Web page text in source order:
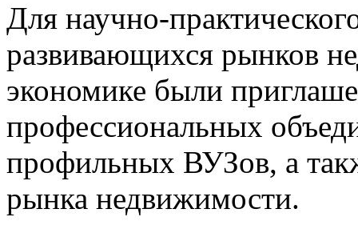
Для научно-
развивающихся рынков
экономике были
профессиональных
профильных ВУЗов, а
рынка недвижимости.